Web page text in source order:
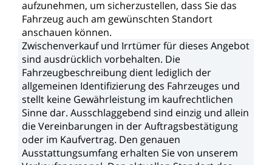
aufzunehmen, um sicherzustellen, dass Sie das
Fahrzeugauch am gewünschten Standort
anschauen können.
Zwischenverkauf und Irrtümerfür dieses Angebot
sind ausdrücklich vorbehalten. Die
Fahrzeugbeschreibung dient lediglich der
allgemeinen Identifizierung des Fahrzeuges und
stellt keine Gewährleistung im kaufrechtlichen
Sinne dar. Ausschlaggebend sind einzig und allein
dieVereinbarungen in derAuftragsbestätigung
oder im Kaufvertrag. Den genauen
Ausstattungsumfang erhalten Sievon unserem